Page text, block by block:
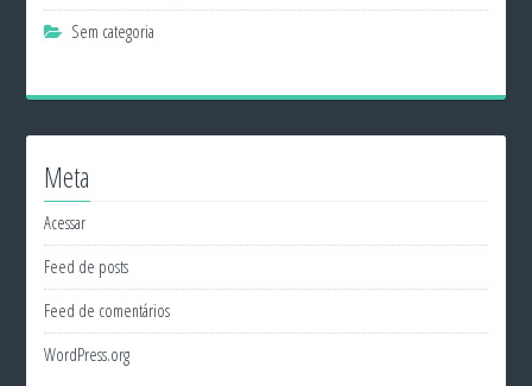
Sem categoria
Meta
Acessar
Feed de posts
Feed de comentários
WordPress.org